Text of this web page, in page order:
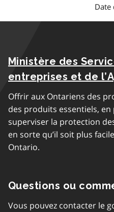
Ministère des
entreprises et de
Offrir aux Ontariens des
des produits essentiels,
superviser la protection
en sorte qu’il soit plus
Ontario.
Questions ou
Vous pouvez contacter le